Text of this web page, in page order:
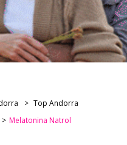
Top Andorra
Melatonina Natrol